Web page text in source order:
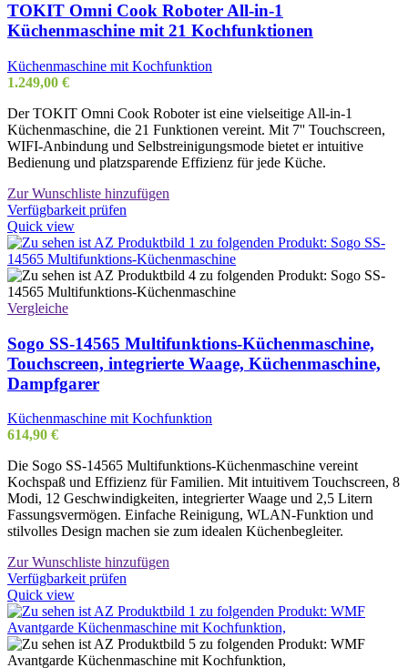
TOKIT Omni Cook Roboter All-in-1
Küchenmaschine mit 21 Kochfunktionen
Küchenmaschine mit Kochfunktion
1.249,00 €
Der TOKIT Omni Cook Roboter ist eine vielseitige All-in-1
Küchenmaschine, die 21 Funktionen vereint. Mit 7'' Touchscreen,
WIFI-Anbindung und Selbstreinigungsmode bietet er intuitive
Bedienung und platzsparende Effizienz für jede Küche.
Zur Wunschliste hinzufügen
Verfügbarkeit prüfen
Quick view
Vergleiche
Sogo SS-14565 Multifunktions-Küchenmaschine,
Touchscreen, integrierte Waage, Küchenmaschine,
Dampfgarer
Küchenmaschine mit Kochfunktion
614,90 €
Die Sogo SS-14565 Multifunktions-Küchenmaschine vereint
Kochspaß und Effizienz für Familien. Mit intuitivem Touchscreen, 8
Modi, 12 Geschwindigkeiten, integrierter Waage und 2,5 Litern
Fassungsvermögen. Einfache Reinigung, WLAN-Funktion und
stilvolles Design machen sie zum idealen Küchenbegleiter.
Zur Wunschliste hinzufügen
Verfügbarkeit prüfen
Quick view